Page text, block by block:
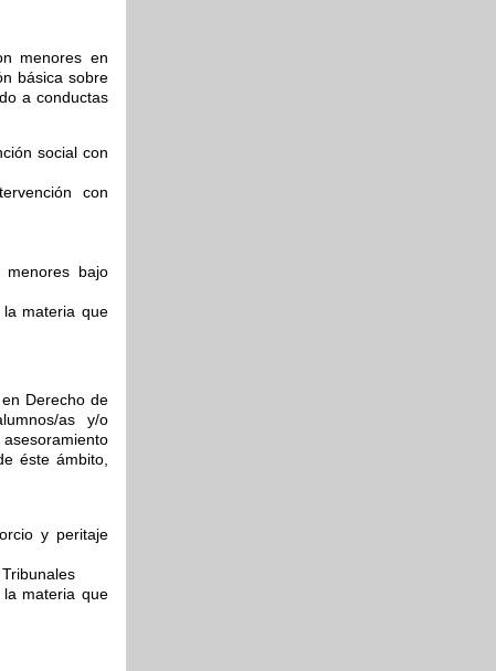
menores en
básica sobre
a conductas
social con
con
menores bajo
materia que
Derecho de
as y/o
éste ámbito,
y peritaje
materia que